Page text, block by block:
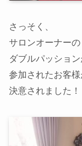
さっそく、
サロンオーナー
ダブルパッション
参加されたお客
決意されました！